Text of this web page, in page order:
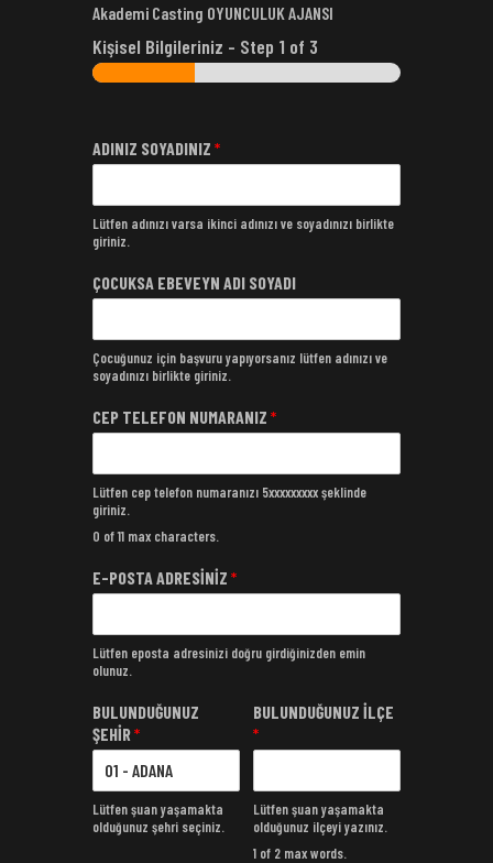
Akademi Casting OYUNCULUK AJANSI
Kişisel Bilgileriniz - Step 1 of 3
ADINIZ SOYADINIZ *
Lütfen adınızı varsa ikinci adınızı ve soyadınızı birlikte
giriniz.
ÇOCUKSA EBEVEYN ADI SOYADI
Çocuğunuz için başvuru yapıyorsanız lütfen adınızı ve
soyadınızı birlikte giriniz.
CEP TELEFON NUMARANIZ *
Lütfen cep telefon numaranızı 5xxxxxxxxx şeklinde
giriniz.
0 of 11 max characters.
E-POSTA ADRESİNİZ *
Lütfen eposta adresinizi doğru girdiğinizden emin
olunuz.
BULUNDUĞUNUZ
ŞEHİR*
Lütfen şuan yaşamakta
olduğunuz şehri seçiniz.
BULUNDUĞUNUZ İLÇE
*
Lütfen şuan yaşamakta
olduğunuz ilçeyi yazınız.
1 of 2 max words.